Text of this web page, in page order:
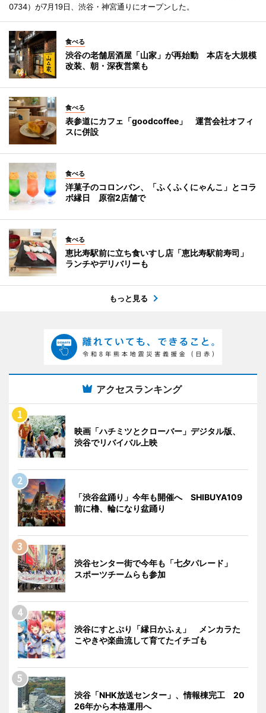
0734）が7月19日、渋谷・神宮通りにオープンした。
食べる
渋谷の老舗居酒屋「山家」が再始動 本店を大規模
改装、朝・深夜営業も
食べる
表参道にカフェ「goodcoffee」 運営会社オフィ
スに併設
食べる
洋菓子のコロンバン、「ふくふくにゃんこ」とコラ
ボ縁日 原宿2店舗で
食べる
恵比寿駅前に立ち食いすし店「恵比寿駅前寿司」
ランチやデリバリーも
もっと見る
アクセスランキング
映画「ハチミツとクローバー」デジタル版、
渋谷でリバイバル上映
「渋谷盆踊り」今年も開催へ SHIBUYA109
前に櫓、輪になり盆踊り
渋谷センター街で今年も「七夕パレード」
スポーツチームらも参加
渋谷にすとぷり「縁日かふぇ」 メンカラた
こやきや楽曲流して育てたイチゴも
渋谷「NHK放送センター」、情報棟完工 20
26年から本格運用へ